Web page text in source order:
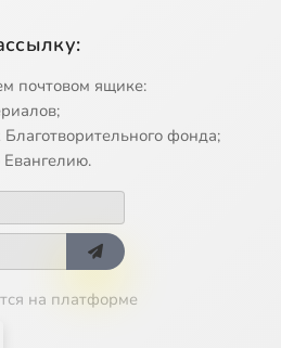
почтовом ящике:
фонда;
на платформе